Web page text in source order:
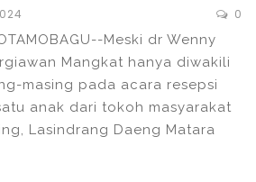
0
Meski dr Wenny
Mangkat hanya diwakili
masing pada acara resepsi
anak dari tokoh masyarakat
Lasindrang Daeng Matara